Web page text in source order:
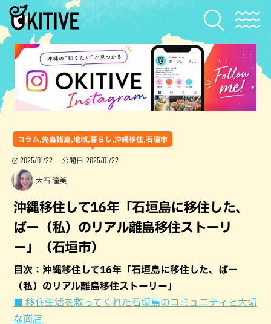
コラム,先島諸島,地域,暮らし,沖縄移住,石垣市
2025/01/22 公開日 2025/01/22
大石 瞳美
沖縄移住して16年「石垣島に移住した、
ばー（私）のリアル離島移住ストーリ
ー」（石垣市）
目次：沖縄移住して16年「石垣島に移住した、ばー
（私）のリアル離島移住ストーリー」
■ 移住生活を救ってくれた石垣島のコミュニティと大切
な商店